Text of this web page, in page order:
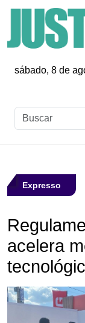
sábado, 8 de
Expresso
acelera